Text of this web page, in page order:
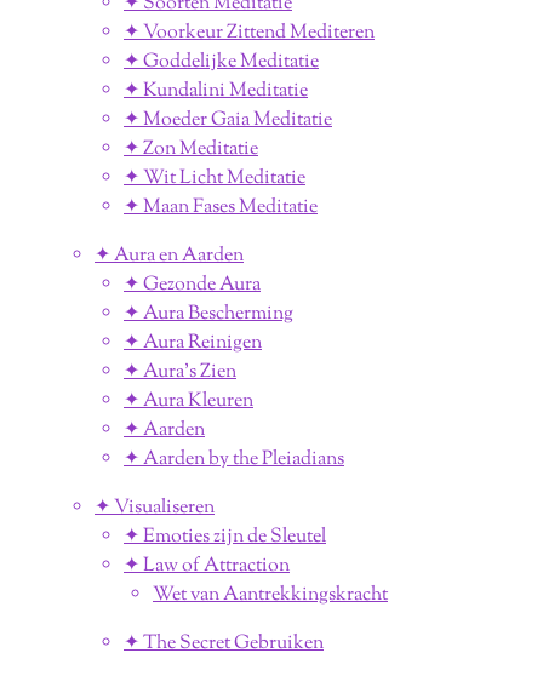
✦ Voorkeur Zittend Mediteren
✦ Goddelijke Meditatie
✦ Kundalini Meditatie
✦ Moeder Gaia Meditatie
✦ Zon Meditatie
✦ Wit Licht Meditatie
✦ Maan Fases Meditatie
✦ Aura en Aarden
✦ Gezonde Aura
✦ Aura Bescherming
✦ Aura Reinigen
✦ Aura's Zien
✦ Aura Kleuren
✦ Aarden
✦ Aarden by the Pleiadians
✦ Visualiseren
✦ Emoties zijn de Sleutel
✦ Law of Attraction
Wet van Aantrekkingskracht
✦ The Secret Gebruiken